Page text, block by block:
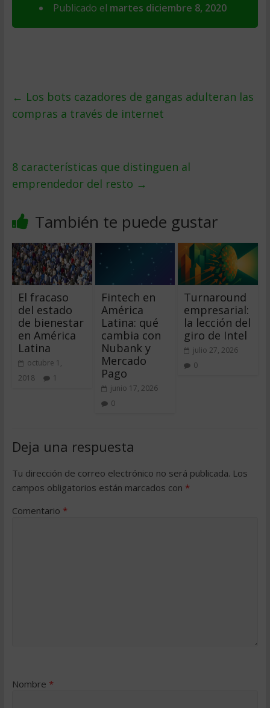
Publicado el martes diciembre 8, 2020
← Los bots cazadores de gangas adulteran las
compras a través de internet
8 características que distinguen al
emprendedor del resto →
También te puede gustar
El fracaso
del estado
de bienestar
en América
Latina
octubre 1,
2018
1
Fintech en
América
Latina: qué
cambia con
Nubank y
Mercado
Pago
junio 17, 2026
0
Turnaround
empresarial:
la lección del
giro de Intel
julio 27, 2026
0
Deja una respuesta
Tu dirección de correo electrónico no será publicada. Los
campos obligatorios están marcados con *
Comentario *
Nombre *